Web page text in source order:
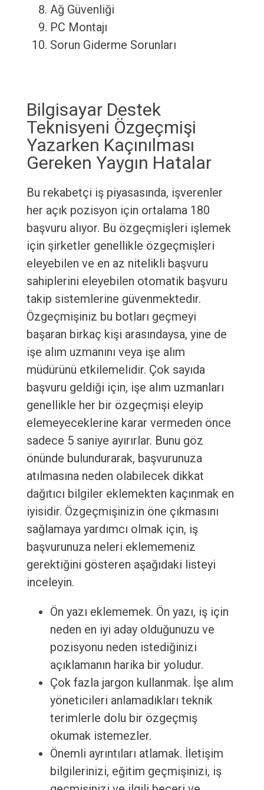
Ağ Güvenliği
PC Montajı
Sorun Giderme Sorunları
Bilgisayar Destek
Teknisyeni Özgeçmişi
Yazarken Kaçınılması
Gereken Yaygın Hatalar
Bu rekabetçi iş piyasasında, işverenler
her açık pozisyon için ortalama 180
başvuru alıyor. Bu özgeçmişleri işlemek
için şirketler genellikle özgeçmişleri
eleyebilen ve en az nitelikli başvuru
sahiplerini eleyebilen otomatik başvuru
takip sistemlerine güvenmektedir.
Özgeçmişiniz bu botları geçmeyi
başaran birkaç kişi arasındaysa, yine de
işe alım uzmanını veya işe alım
müdürünü etkilemelidir. Çok sayıda
başvuru geldiği için, işe alım uzmanları
genellikle her bir özgeçmişi eleyip
elemeyeceklerine karar vermeden önce
sadece 5 saniye ayırırlar. Bunu göz
önünde bulundurarak, başvurunuza
atılmasına neden olabilecek dikkat
dağıtıcı bilgiler eklemekten kaçınmak en
iyisidir. Özgeçmişinizin öne çıkmasını
sağlamaya yardımcı olmak için, iş
başvurunuza neleri eklememeniz
gerektiğini gösteren aşağıdaki listeyi
inceleyin.
Ön yazı eklememek. Ön yazı, iş için
neden en iyi aday olduğunuzu ve
pozisyonu neden istediğinizi
açıklamanın harika bir yoludur.
Çok fazla jargon kullanmak. İşe alım
yöneticileri anlamadıkları teknik
terimlerle dolu bir özgeçmiş
okumak istemezler.
Önemli ayrıntıları atlamak. İletişim
bilgilerinizi, eğitim geçmişinizi, iş